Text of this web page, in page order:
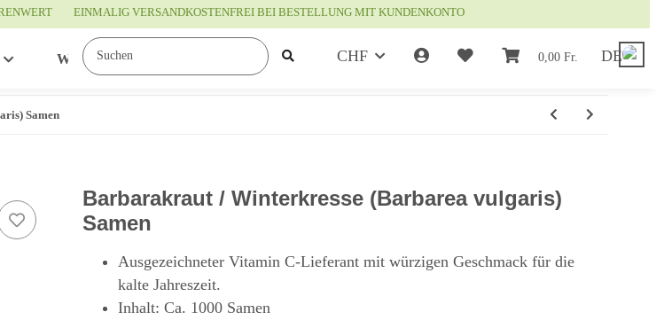
EINMALIG VERSANDKOSTENFREI BEI BESTELLUNG MIT KUNDENKONTO
CHF 0,00 Fr. DE
Wissenswertes
Samen
Barbarakraut / Winterkresse (Barbarea vulgaris)
Samen
Ausgezeichneter Vitamin C-Lieferant mit würzigen Geschmack für die
kalte Jahreszeit.
Inhalt: Ca. 1000 Samen